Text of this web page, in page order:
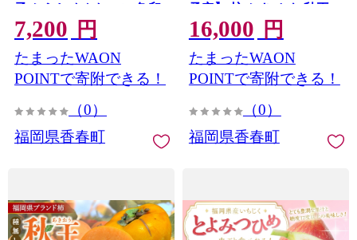
子 からしめんたいこ 魚卵
たらこ おつまみ おかず 海
鮮 魚介類 魚介
7,200 円
たまったWAON
POINTで寄附できる！
（0）
福岡県香春町
予定】 柿 かき カキ 秋王
たね無し ブランド柿 甘柿
池尻農園
16,000 円
たまったWAON
POINTで寄附できる！
（0）
福岡県香春町